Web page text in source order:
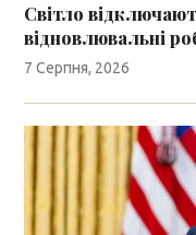
Світло
відновлювальні
7 Серпня, 2026